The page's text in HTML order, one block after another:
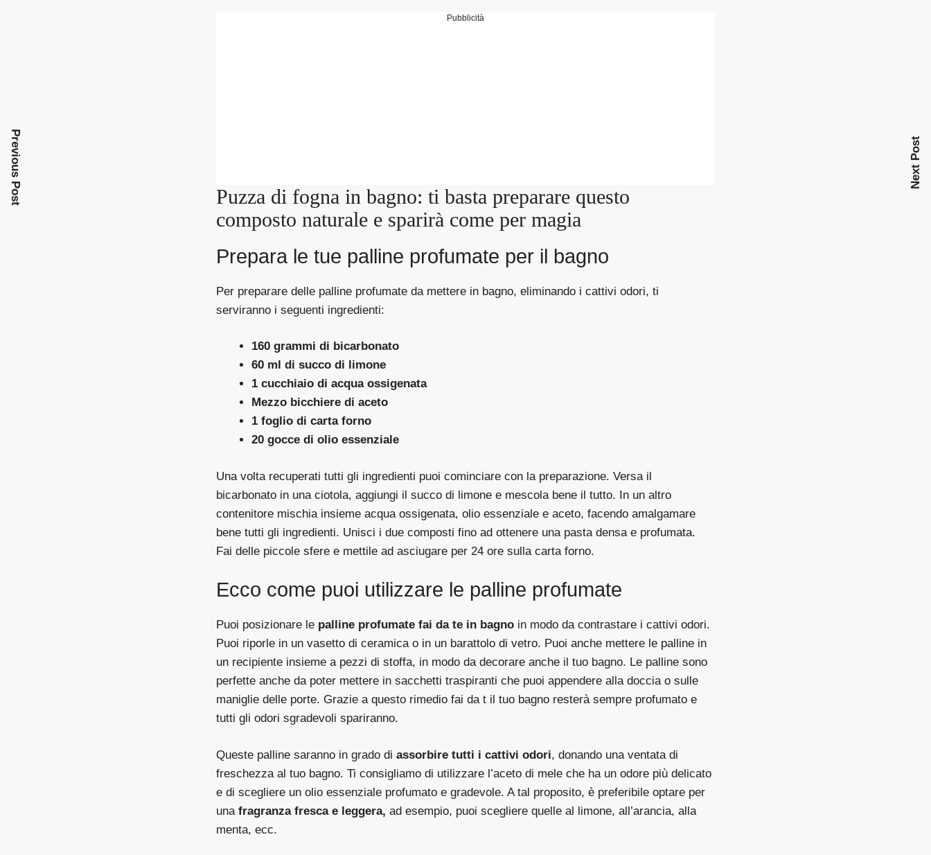
Pubblicità
Puzza di fogna in bagno: ti basta preparare questo
composto naturale e sparirà come per magia
Prepara le tue palline profumate per il bagno
Per preparare delle palline profumate da mettere in bagno, eliminando i cattivi odori, ti
serviranno i seguenti ingredienti:
160 grammi di bicarbonato
60 ml di succo di limone
1 cucchiaio di acqua ossigenata
Mezzo bicchiere di aceto
1 foglio di carta forno
20 gocce di olio essenziale
Una volta recuperati tutti gli ingredienti puoi cominciare con la preparazione. Versa il
bicarbonato in una ciotola, aggiungi il succo di limone e mescola bene il tutto. In un altro
contenitore mischia insieme acqua ossigenata, olio essenziale e aceto, facendo amalgamare
bene tutti gli ingredienti. Unisci i due composti fino ad ottenere una pasta densa e profumata.
Fai delle piccole sfere e mettile ad asciugare per 24 ore sulla carta forno.
Ecco come puoi utilizzare le palline profumate
Puoi posizionare le palline profumate fai da te in bagno in modo da contrastare i cattivi odori.
Puoi riporle in un vasetto di ceramica o in un barattolo di vetro. Puoi anche mettere le palline in
un recipiente insieme a pezzi di stoffa, in modo da decorare anche il tuo bagno. Le palline sono
perfette anche da poter mettere in sacchetti traspiranti che puoi appendere alla doccia o sulle
maniglie delle porte. Grazie a questo rimedio fai da t il tuo bagno resterà sempre profumato e
tutti gli odori sgradevoli spariranno.
Queste palline saranno in grado diassorbire tutti i cattivi odori, donando una ventata di
freschezza al tuo bagno. Ti consigliamo di utilizzare l’aceto di mele che ha un odore più delicato
e di scegliere un olio essenziale profumato e gradevole. A tal proposito, è preferibile optare per
una fragranza fresca e leggera, ad esempio, puoi scegliere quelle al limone, all’arancia, alla
menta, ecc.
Previous Post Next Post